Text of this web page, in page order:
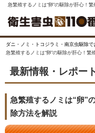
急繁殖するノミは“卵”の駆除が肝心！
ダニ・ノミ・トコジラミ・南京虫駆除
急繁殖するノミは“卵”の駆除が肝心！繁
最新情報・レポート
急繁殖するノミは“卵”
除方法を解説